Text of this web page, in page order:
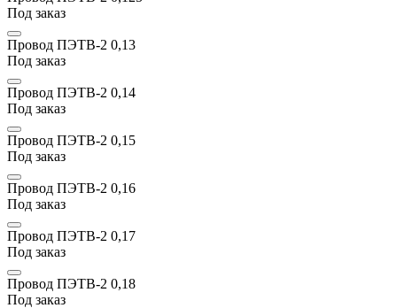
Под заказ
Провод ПЭТВ-2 0,13
Под заказ
Провод ПЭТВ-2 0,14
Под заказ
Провод ПЭТВ-2 0,15
Под заказ
Провод ПЭТВ-2 0,16
Под заказ
Провод ПЭТВ-2 0,17
Под заказ
Провод ПЭТВ-2 0,18
Под заказ